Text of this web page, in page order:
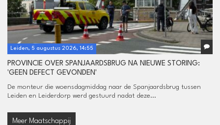
Leiden, 5 augustus 2026, 14:55
PROVINCIE OVER SPANJAARDSBRUG NA NIEUWE STORING:
'GEEN DEFECT GEVONDEN'
De monteur die woensdagmiddag naar de Spanjaardsbrug tussen
Leiden en Leiderdorp werd gestuurd nadat deze...
Meer Maatschappij